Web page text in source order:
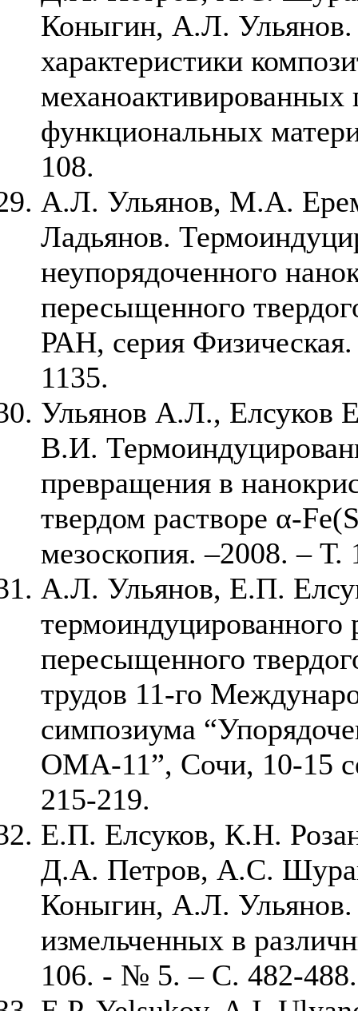
Коныгин, А.Л.
характеристики
функциональных
108.
А.Л. Ульянов, М.А.
Ладьянов.
неупорядоченного
пересыщенного
РАН, серия
1135.
Ульянов А.Л., Елсуков
В.И.
превращения в
твердом растворе α-
мезоскопия. –2008. –
А.Л. Ульянов, Е.П.
термоиндуцированного
пересыщенного
трудов 11-го
симпозиума
ОМА-11”, Сочи, 10-15
215-219.
Е.П. Елсуков, К.Н.
Д.А. Петров, А.С.
Коныгин, А.Л.
измельченных в
106. - № 5. – С. 482-488.